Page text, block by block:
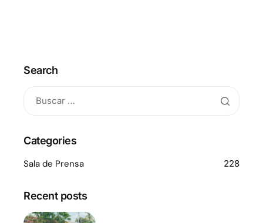
Search
Categories
Sala de Prensa 228
Recent posts